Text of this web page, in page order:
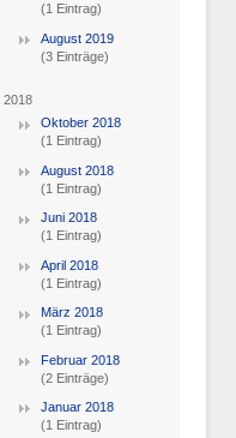
(1 Eintrag)
August 2019
(3 Einträge)
2018
Oktober 2018
(1 Eintrag)
August 2018
(1 Eintrag)
Juni 2018
(1 Eintrag)
April 2018
(1 Eintrag)
März 2018
(1 Eintrag)
Februar 2018
(2 Einträge)
Januar 2018
(1 Eintrag)